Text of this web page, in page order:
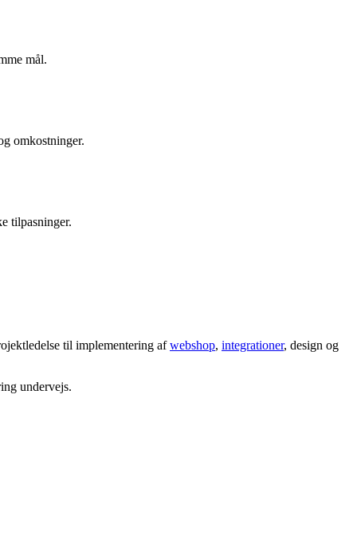
mål.
omkostninger.
tilpasninger.
til implementering afwebshop, integrationer, design og
undervejs.